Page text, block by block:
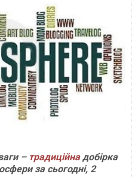
– традиційнадобірка
за сьогодні, 2